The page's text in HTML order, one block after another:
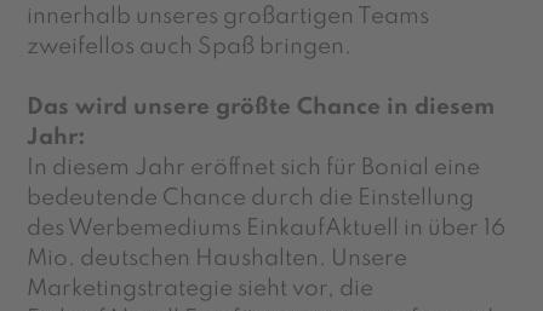
innerhalb unseres großartigen Teams
zweifellos auch Spaß bringen.
Das wird unsere größte Chance in diesem
Jahr:
In diesem Jahr eröffnet sich für Bonial eine
bedeutende Chance durch die Einstellung
des Werbemediums EinkaufAktuell in über 16
Mio. deutschen Haushalten. Unsere
Marketingstrategie sieht vor, die